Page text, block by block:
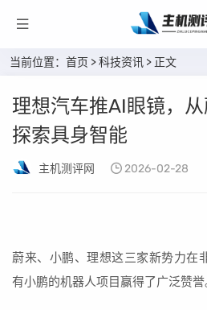
当前位置： 首页 >科技资讯 > 正文
理想汽车推AI眼镜，
探索具身智能
主机测评网 2026-02-28
蔚来、小鹏、理想这三家新势力在
有小鹏的机器人项目赢得了广泛赞誉